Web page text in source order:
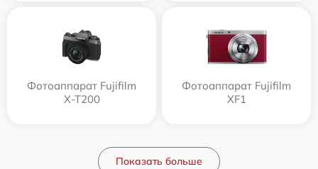
Фотоаппарат Fujifilm
X-T200
Фотоаппарат Fujifilm
XF1
Показать больше